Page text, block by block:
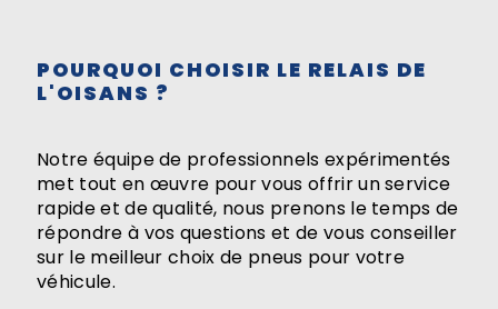
POURQUOI CHOISIR LE RELAIS DE
L'OISANS ?
Notre équipe de professionnels expérimentés
met tout en œuvre pour vous offrir un service
rapide et de qualité, nous prenons le temps de
répondre à vos questions et de vous conseiller
sur le meilleur choix de pneus pour votre
véhicule.